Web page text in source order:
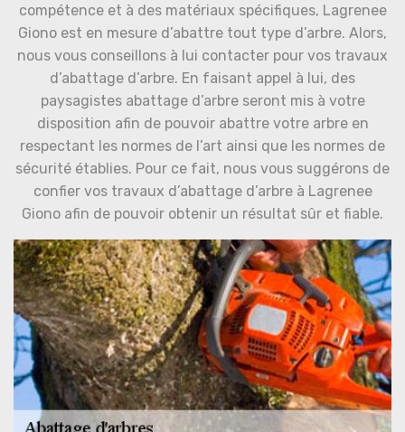
compétence et à des matériaux spécifiques, Lagrenee
Giono est en mesure d’abattre tout type d’arbre. Alors,
nous vous conseillons à lui contacter pour vos travaux
d’abattage d’arbre. En faisant appel à lui, des
paysagistes abattage d’arbre seront mis à votre
disposition afin de pouvoir abattre votre arbre en
respectant les normes de l’art ainsi que les normes de
sécurité établies. Pour ce fait, nous vous suggérons de
confier vos travaux d’abattage d’arbre à Lagrenee
Giono afin de pouvoir obtenir un résultat sûr et fiable.